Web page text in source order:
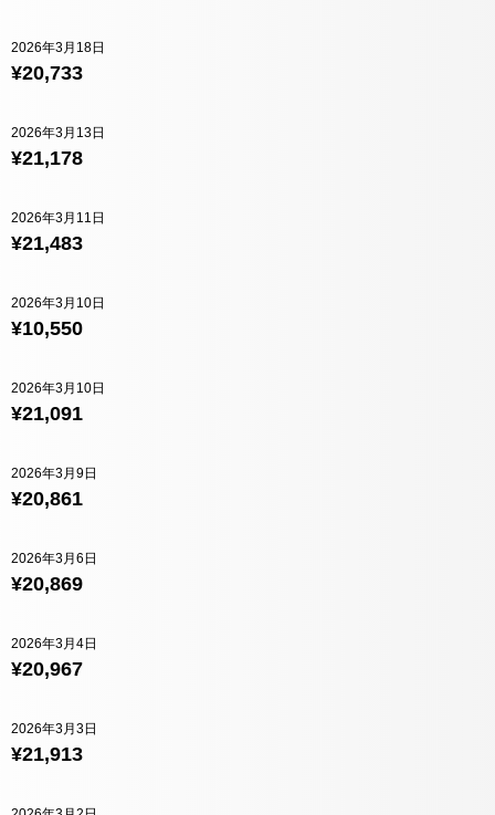
¥20,733
2026年3月18日
¥21,178
2026年3月13日
¥21,483
2026年3月11日
¥10,550
2026年3月10日
¥21,091
2026年3月10日
¥20,861
2026年3月9日
¥20,869
2026年3月6日
¥20,967
2026年3月4日
¥21,913
2026年3月3日